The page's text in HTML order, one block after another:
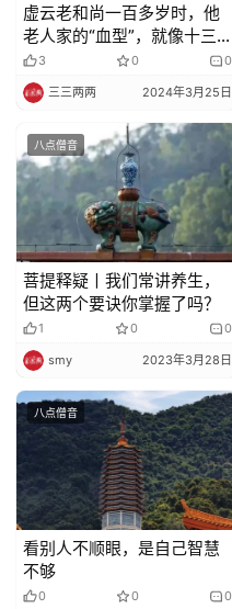
纪
录
教
艺
术
政
策
法
规
免
责
声
明
虚云老和尚一百多岁时，他
老人家的“血型”，就像十三
岁以下孩童一样，睡觉时，
旁边人打了几个妄想都知
道……
3 0 0
三三两两 2024年3月25日
八点僧音
菩提释疑丨我们常讲养生，
但这两个要诀你掌握了吗？
1 0 0
smy 2023年3月28日
八点僧音
看别人不顺眼，是自己智慧
不够
0 0 0